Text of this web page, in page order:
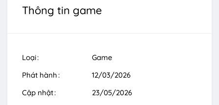
Thông tin game
Loại
Game
Phát hành
12/03/2026
Cập nhật
23/05/2026